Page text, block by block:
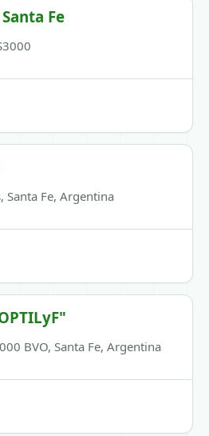
Fe
Santa Fe, Argentina
BVO, Santa Fe, Argentina